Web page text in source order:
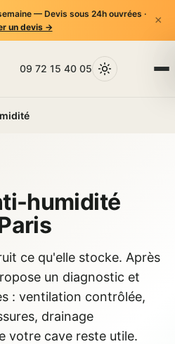
— Devis sous 24h ouvrées ·
un devis →
×
09 72 15 40 05
humidité
ce qu'elle stocke. Après
un diagnostic et
: ventilation contrôlée,
drainage
votre cave reste utile.